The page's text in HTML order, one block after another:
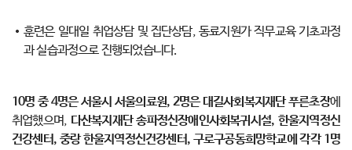
훈련은 일대일 취업상담 및 집단상담, 동료지원가 직무교육 기초과정
과 실습과정으로 진행되었습니다.
10명 중 4명은 서울시 서울의료원, 2명은 대길사회복지재단 푸른초장에
취업했으며, 다산복지재단 송파정신장애인사회복귀시설, 한울지역정신
건강센터, 중랑 한울지역정신건강센터, 구로구공동희망학교에 각각 1명